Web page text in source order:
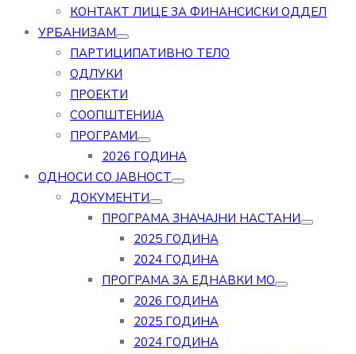
КОНТАКТ ЛИЦЕ ЗА ФИНАНСИСКИ ОДДЕЛ
УРБАНИЗАМ
ПАРТИЦИПАТИВНО ТЕЛО
ОДЛУКИ
ПРОЕКТИ
СООПШТЕНИЈА
ПРОГРАМИ
2026 ГОДИНА
ОДНОСИ СО ЈАВНОСТ
ДОКУМЕНТИ
ПРОГРАМА ЗНАЧАЈНИ НАСТАНИ
2025 ГОДИНА
2024 ГОДИНА
ПРОГРАМА ЗА ЕДНАВКИ МО
2026 ГОДИНА
2025 ГОДИНА
2024 ГОДИНА